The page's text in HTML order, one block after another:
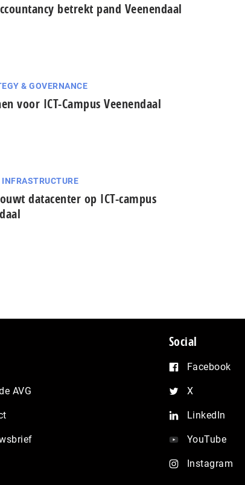
betrekt pand Veenendaal
& GOVERNANCE
voor ICT-Campus Veenendaal
INFRASTRUCTURE
datacenter op ICT-campus
AVG
Social
Facebook
X
LinkedIn
YouTube
Instagram